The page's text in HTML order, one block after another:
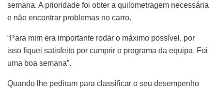
semana. A prioridade foi obter a quilometragem necessária
e não encontrar problemas no carro.
“Para mim era importante rodar o máximo possível, por
isso fiquei satisfeito por cumprir o programa da equipa. Foi
uma boa semana”.
Quando lhe pediram para classificar o seu desempenho